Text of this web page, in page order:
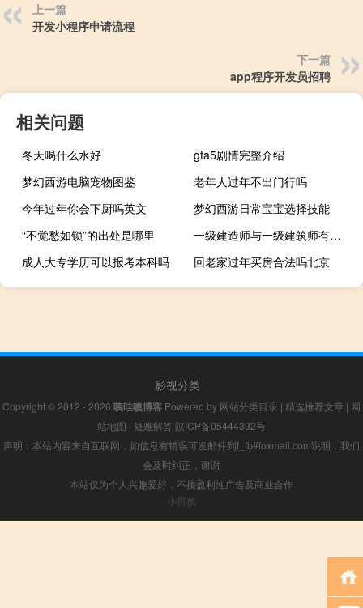
上一篇
开发小程序申请流程
下一篇
app程序开发员招聘
相关问题
冬天喝什么水好
gta5剧情完整介绍
梦幻西游电脑宠物图鉴
老年人过年不出门行吗
今年过年你会下厨吗英文
梦幻西游日常宝宝选择技能
“不觉愁如锁”的出处是哪里
一级建造师与一级建筑师有什么区别
成人大专学历可以报考本科吗
回老家过年买房合法吗北京
影视分类
Copyright © 2012 - 2026 咦哇噢博客 Powered by 网站分类目录 | 精选推荐文章 | 网
站地图 | 疑难解答 陕ICP备05444392号
声明：本站内容来自互联网，如信息有错误可发邮件到f_fb#foxmail.com说明，我们
会及时纠正，谢谢
本站仅为个人兴趣爱好，不接盈利性广告及商业合作
小男孩